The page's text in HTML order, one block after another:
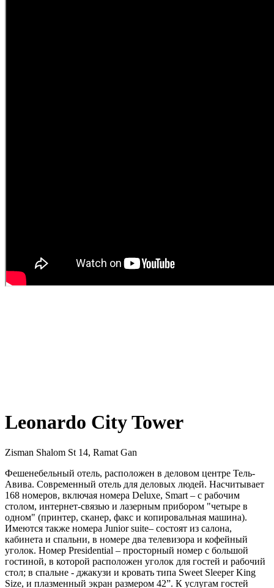
Leonardo City Tower
Zisman Shalom St 14, Ramat Gan
Фешенебельный отель, расположен в деловом центре Тель-
Авива. Современный отель для деловых людей. Насчитывает
168 номеров, включая номера Deluxe, Smart – с рабочим
столом, интернет-связью и лазерным прибором "четыре в
одном" (принтер, сканер, факс и копировальная машина).
Имеются также номера Junior suite– состоят из салона,
кабинета и спальни, в номере два телевизора и кофейный
уголок. Номер Presidential – просторный номер с большой
гостиной, в которой расположен уголок для гостей и рабочий
стол; в спальне - джакузи и кровать типа Sweet Sleeper King
Size, и плазменный экран размером 42”. К услугам гостей